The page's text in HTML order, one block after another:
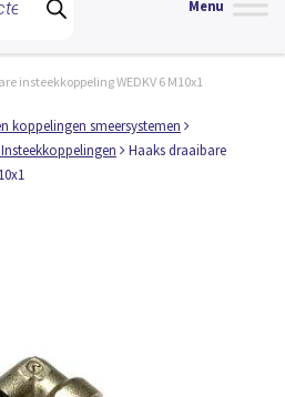
insteekkoppeling WEDKV 6 M10x1
koppelingen smeersystemen
Haaks draaibare